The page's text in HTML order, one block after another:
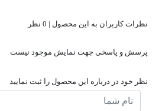
نظرات کاربران به این محصول | 0 نظر
پرسش و پاسخی جهت نمایش موجود نیست
نظر خود در درباره این محصول را ثبت نمایید